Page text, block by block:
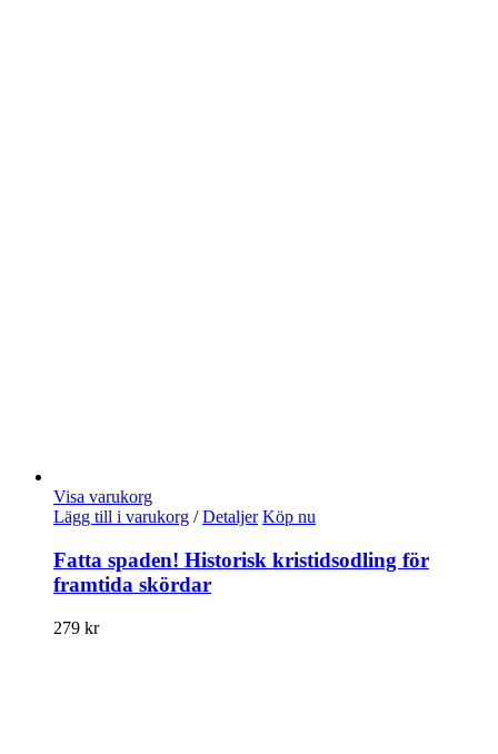
Visa varukorg
Lägg till i varukorg / Detaljer Köp nu
Fatta spaden! Historisk kristidsodling för
framtida skördar
279 kr